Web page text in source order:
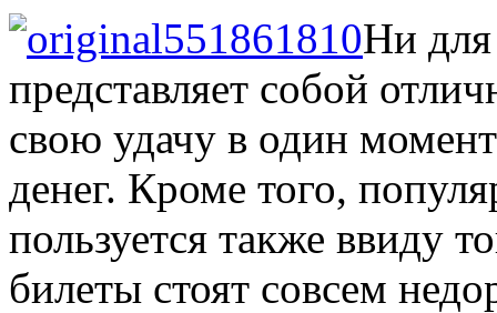
Ни для
представляет собой
свою удачу в один
денег. Кроме того,
пользуется также ввиду
билеты стоят совсем